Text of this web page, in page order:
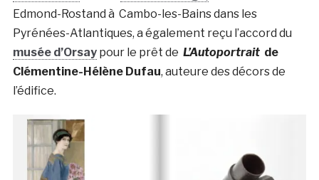
Edmond-Rostand à Cambo-les-Bains dans les
Pyrénées-Atlantiques, a également reçu l’accord du
musée d’Orsaypour le prêt de L’Autoportraitde
Clémentine-Hélène Dufau, auteure des décors de
l’édifice.